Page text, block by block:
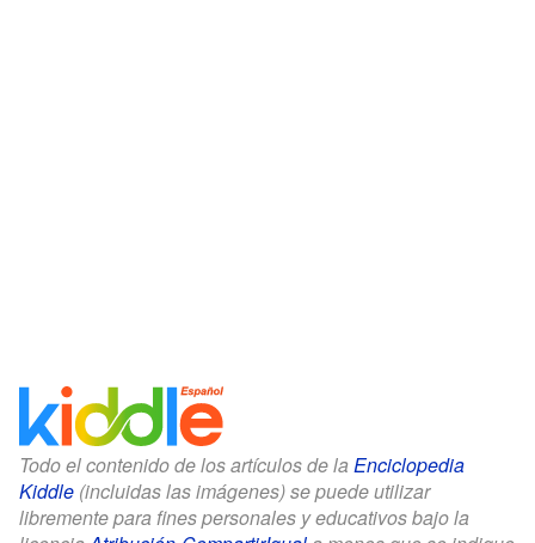
Todo el contenido de los artículos de la Enciclopedia
Kiddle (incluidas las imágenes) se puede utilizar
libremente para fines personales y educativos bajo la